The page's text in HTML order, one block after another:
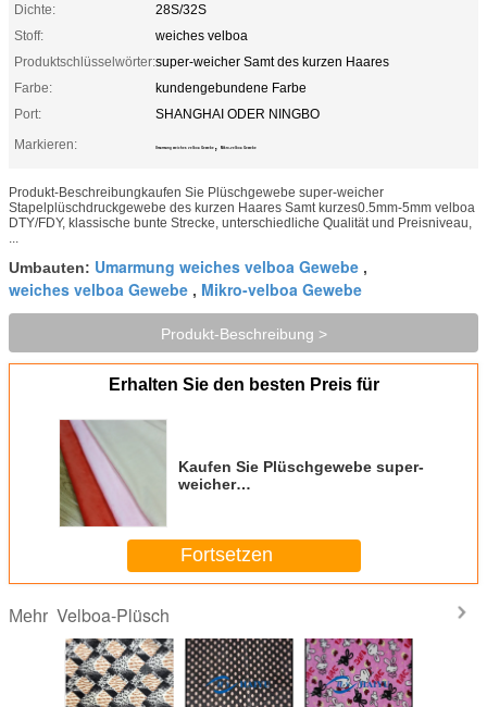
Dichte:
28S/32S
Stoff:
weiches velboa
Produktschlüsselwörter:super-weicher Samt des kurzen Haares
Farbe:
kundengebundene Farbe
Port:
SHANGHAI ODER NINGBO
Markieren:
Umarmung weiches velboa Gewebe , Mikro-velboa Gewebe
Produkt-Beschreibungkaufen Sie Plüschgewebe super-weicher
Stapelplüschdruckgewebe des kurzen Haares Samt kurzes0.5mm-5mm velboa
DTY/FDY, klassische bunte Strecke, unterschiedliche Qualität und Preisniveau,
...
Umbauten: Umarmung weiches velboa Gewebe ,
weiches velboa Gewebe , Mikro-velboa Gewebe
Produkt-Beschreibung >
Erhalten Sie den besten Preis für
Kaufen Sie Plüschgewebe super-
weicher
Fortsetzen
Mehr Velboa-Plüsch